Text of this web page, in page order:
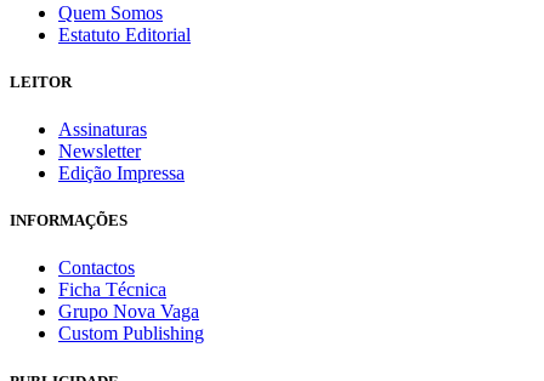
Quem Somos
Estatuto Editorial
LEITOR
Assinaturas
Newsletter
Edição Impressa
INFORMAÇÕES
Contactos
Ficha Técnica
Grupo Nova Vaga
Custom Publishing